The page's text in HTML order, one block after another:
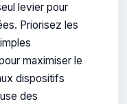
levier pour
Priorisez les
maximiser le
dispositifs
des